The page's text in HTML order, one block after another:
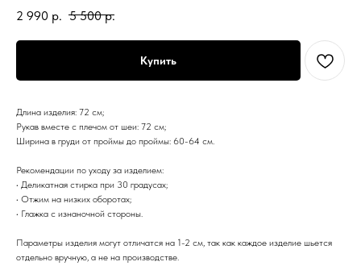
2 990 р. 5 500 р.
Купить
Длина изделия: 72 см;
Рукав вместе с плечом от шеи: 72 см;
Ширина в груди от проймы до проймы: 60-64 см.
Рекомендации по уходу за изделием:
• Деликатная стирка при 30 градусах;
• Отжим на низких оборотах;
• Глажка с изнаночной стороны.
Параметры изделия могут отличатся на 1-2 см, так как каждое изделие шьется
отдельно вручную, а не на производстве.